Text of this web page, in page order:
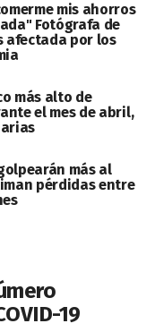
mis ahorros
Fotógrafa de
afectada por los
más alto de
el mes de abril,
más al
pérdidas entre
19